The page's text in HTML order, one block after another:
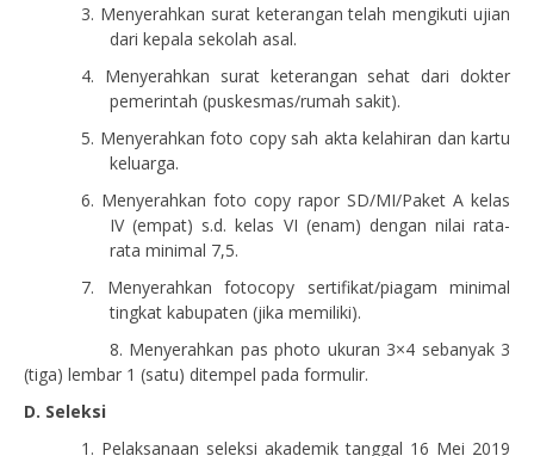
3. Menyerahkan surat keterangan telah mengikuti ujian
dari kepala sekolah asal.
4. Menyerahkan surat keterangan sehat dari dokter
pemerintah (puskesmas/rumah sakit).
5. Menyerahkan foto copy sah akta kelahiran dan kartu
keluarga.
6. Menyerahkan foto copy rapor SD/MI/Paket A kelas
IV (empat) s.d. kelas VI (enam) dengan nilai rata-
rata minimal 7,5.
7. Menyerahkan fotocopy sertifikat/piagam minimal
tingkat kabupaten (jika memiliki).
8. Menyerahkan pas photo ukuran 3×4 sebanyak 3
(tiga) lembar 1 (satu) ditempel pada formulir.
D. Seleksi
1. Pelaksanaan seleksi akademik tanggal 16 Mei 2019